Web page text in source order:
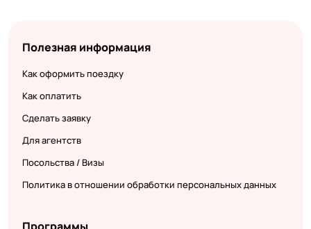
Полезная информация
Как оформить поездку
Как оплатить
Сделать заявку
Для агентств
Посольства / Визы
Политика в отношении обработки персональных данных